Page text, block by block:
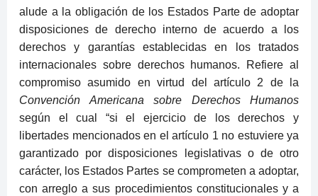
alude a la obligación de los Estados Parte de adoptar
disposiciones de derecho interno de acuerdo a los
derechos y garantías establecidas en los tratados
internacionales sobre derechos humanos. Refiere al
compromiso asumido en virtud del artículo 2 de la
Convención Americana sobre Derechos Humanos
según el cual “si el ejercicio de los derechos y
libertades mencionados en el artículo 1 no estuviere ya
garantizado por disposiciones legislativas o de otro
carácter, los Estados Partes se comprometen a adoptar,
con arreglo a sus procedimientos constitucionales y a